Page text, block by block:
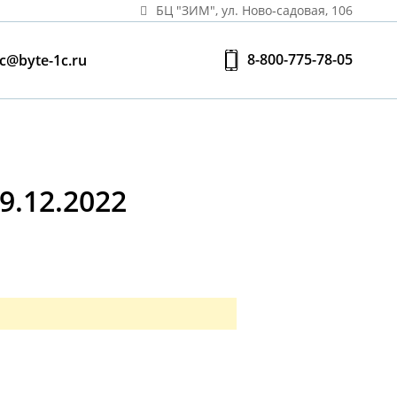
БЦ "ЗИМ", ул. Ново‑садовая, 106
1c.ru 8-800-775-78-05